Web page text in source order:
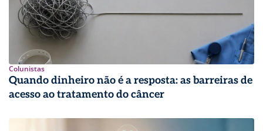
Colunistas
Quando dinheiro não é a resposta: as barreiras de
acesso ao tratamento do câncer